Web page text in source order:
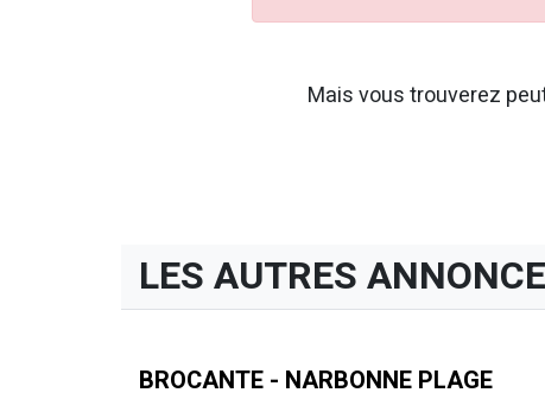
Mais vous trouverez
LES AUTRES
BROCANTE - NARBONNE PLAGE